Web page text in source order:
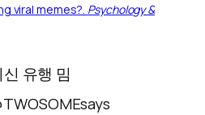
viral memes?. Psychology &